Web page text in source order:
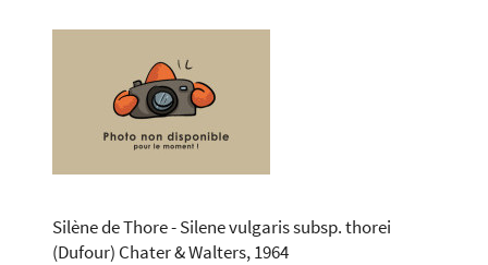
Silène de Thore - Silene vulgaris subsp. thorei
(Dufour) Chater & Walters, 1964